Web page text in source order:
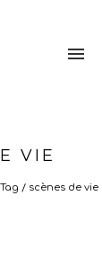
VIE
/ scènes de vie